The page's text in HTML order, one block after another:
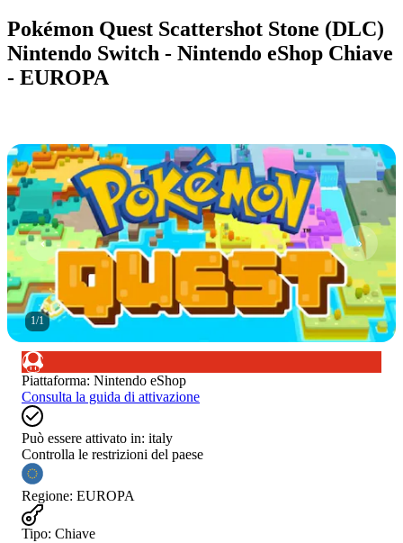
Pokémon Quest Scattershot Stone (DLC)
Nintendo Switch - Nintendo eShop Chiave
- EUROPA
1/1
Piattaforma: Nintendo eShop
Consulta la guida di attivazione
Può essere attivato in: italy
Controlla le restrizioni del paese
Regione: EUROPA
Tipo: Chiave